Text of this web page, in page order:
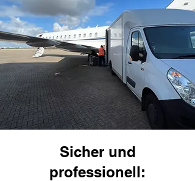
Sicher und
professionell: